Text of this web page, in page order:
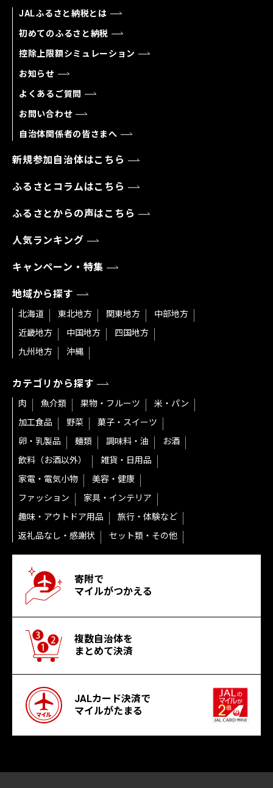
JALふるさと納税とは
初めてのふるさと納税
控除上限額シミュレーション
お知らせ
よくあるご質問
お問い合わせ
自治体関係者の皆さまへ
新規参加自治体はこちら
ふるさとコラムはこちら
ふるさとからの声はこちら
人気ランキング
キャンペーン・特集
地域から探す
北海道 東北地方 関東地方
中部地方
近畿地方
中国地方
四国地方
九州地方
沖縄
カテゴリから探す
肉 魚介類 果物・フルーツ
米・パン
加工食品
野菜
菓子・スイーツ
卵・乳製品
麺類 調味料・油
お酒
飲料（お酒以外）
雑貨・日用品
家電・電気小物
美容・健康
ファッション
家具・インテリア
趣味・アウトドア用品
旅行・体験など
返礼品なし・感謝状
セット類・その他
寄附で
マイルがつかえる
複数自治体を
まとめて決済
JALカード決済で
マイルがたまる